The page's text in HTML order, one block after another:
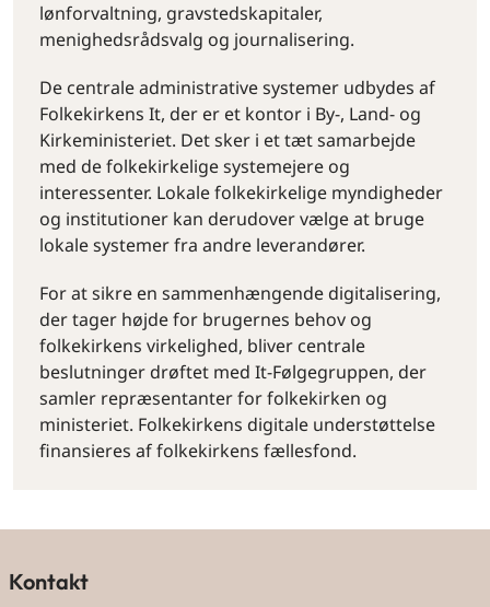
lønforvaltning, gravstedskapitaler,
menighedsrådsvalg og journalisering.
De centrale administrative systemer udbydes af
Folkekirkens It, der er et kontor i By-, Land- og
Kirkeministeriet. Det sker i et tæt samarbejde
med de folkekirkelige systemejere og
interessenter. Lokale folkekirkelige myndigheder
og institutioner kan derudover vælge at bruge
lokale systemer fra andre leverandører.
For at sikre en sammenhængende digitalisering,
der tager højde for brugernes behov og
folkekirkens virkelighed, bliver centrale
beslutninger drøftet med It-Følgegruppen, der
samler repræsentanter for folkekirken og
ministeriet. Folkekirkens digitale understøttelse
finansieres af folkekirkens fællesfond.
Kontakt